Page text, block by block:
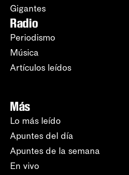
Gigantes
Radio
Periodismo
Música
Artículos leídos
Más
Lo más leído
Apuntes del día
Apuntes de la semana
En vivo